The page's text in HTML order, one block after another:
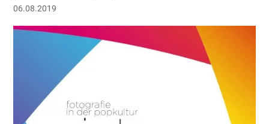
06.08.2019